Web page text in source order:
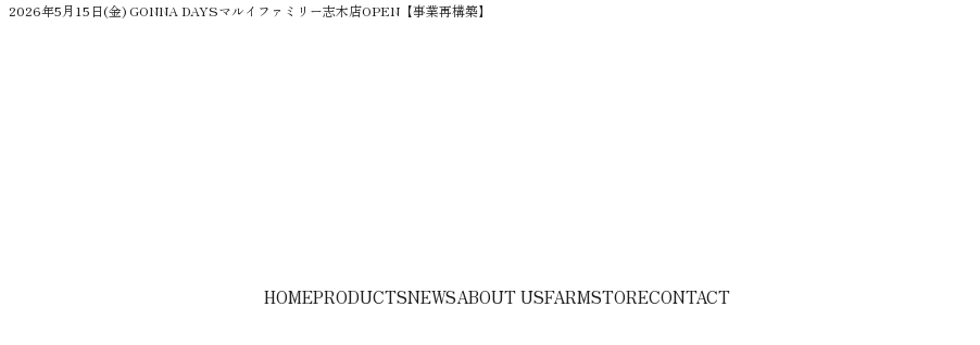
2026年5月15日(金) GONNA DAYSマルイファミリー志木店OPEN【事業再構築】
HOMEPRODUCTSNEWSABOUT USFARMSTORECONTACT